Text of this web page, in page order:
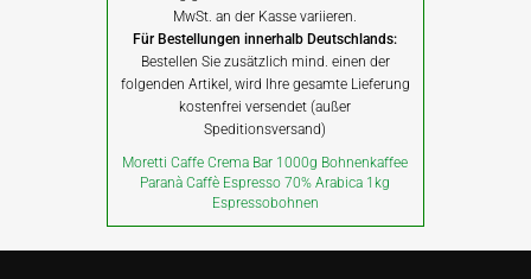
MwSt. an der Kasse variieren.
Für Bestellungen innerhalb Deutschlands:
Bestellen Sie zusätzlich mind. einen der
folgenden Artikel, wird Ihre gesamte Lieferung
kostenfrei versendet (außer
Speditionsversand)
Moretti Caffe Crema Bar 1000g Bohnenkaffee
Paranà Caffè Espresso 70% Arabica 1kg
Espressobohnen